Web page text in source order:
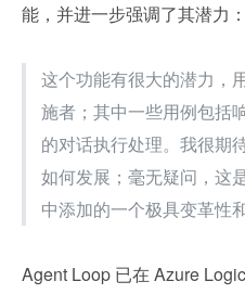
能，并进一步强调了其潜力：
这个功能有很大的潜力，
施者；其中一些用例包括
的对话执行处理。我很期
如何发展；毫无疑问，这
中添加的一个极具变革性
Agent Loop 已在 Azure